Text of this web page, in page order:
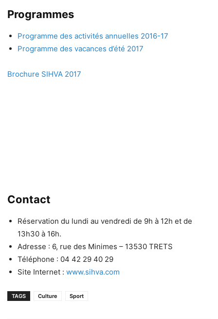
Programmes
Programme des activités annuelles 2016-17
Programme des vacances d’été 2017
Brochure SIHVA 2017
Contact
Réservation du lundi au vendredi de 9h à 12h et de
13h30 à 16h.
Adresse : 6, rue des Minimes – 13530 TRETS
Téléphone : 04 42 29 40 29
Site Internet : www.sihva.com
TAGS Culture Sport